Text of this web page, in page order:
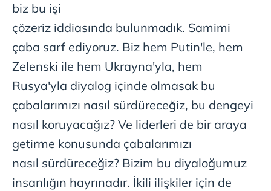
biz bu işi
çözeriz iddiasında bulunmadık. Samimi
çaba sarf ediyoruz. Biz hem Putin'le, hem
Zelenski ile hem Ukrayna'yla, hem
Rusya'yla diyalog içinde olmasak bu
çabalarımızı nasıl sürdüreceğiz, bu dengeyi
nasıl koruyacağız? Ve liderleri de bir araya
getirme konusunda çabalarımızı
nasıl sürdüreceğiz? Bizim bu diyaloğumuz
insanlığın hayrınadır. İkili ilişkiler için de